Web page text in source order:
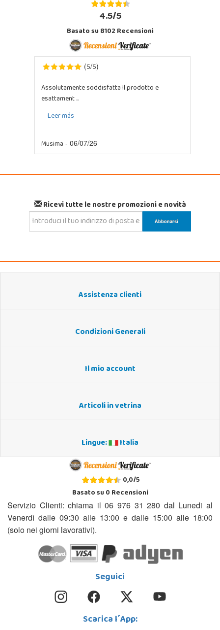
4.5/5
Basato su 8102 Recensioni
(5/5)
Assolutamente soddisfatta Il prodotto e
esattament ...
Leer más
Musima - 06/07/26
Ricevi tutte le nostre promozioni e novità
Assistenza clienti
Condizioni Generali
Il mio account
Articoli in vetrina
Lingue: Italia
0,0/5
Basato su0Recensioni
Servizio Clienti: chiama il 06 976 31 280 dal Lunedi al
Venerdì dalle 09:30 alle 13:00 e dalle 15:00 alle 18:00
(solo nei giorni lavorativi).
Seguici
Scarica l´App: